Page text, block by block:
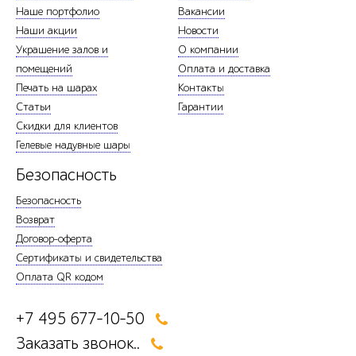
Наше портфолио
Наши акции
Украшение залов и
помещений
Печать на шарах
Статьи
Скидки для клиентов
Гелевые надувные шары
Вакансии
Новости
О компании
Оплата и доставка
Контакты
Гарантии
Безопасность
Безопасность
Возврат
Договор-оферта
Сертификаты и свидетельства
Оплата QR кодом
+7 495 677-10-50
Заказать звонок..